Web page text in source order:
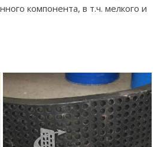
компонента, в т.ч. мелкого и